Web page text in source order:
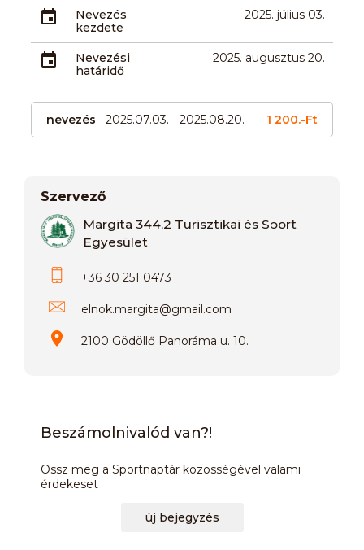
Nevezés
kezdete
2025. július 03.
Nevezési
határidő
2025. augusztus 20.
nevezés 2025.07.03. - 2025.08.20. 1 200.-Ft
Szervező
Margita 344,2 Turisztikai és Sport
Egyesület
+36 30 251 0473
elnok.margita@gmail.com
2100 Gödöllő Panoráma u. 10.
Beszámolnivalód van?!
Ossz meg a Sportnaptár közösségével valami
érdekeset
új bejegyzés